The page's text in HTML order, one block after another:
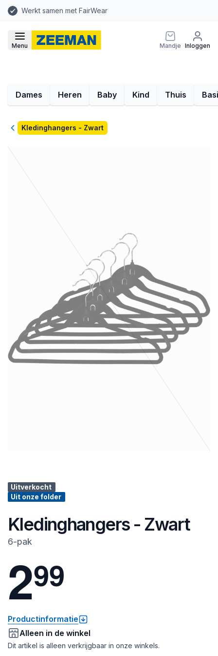
Werkt samen met FairWear
Menu Mandje Inloggen
Dames Heren Baby Kind Thuis
TerugKledinghangers - Zwart
Uitverkocht
Uit onze folder
Kledinghangers - Zwart
6-pak
299
Productinformatie
Alleen in de winkel
Dit artikel is alleen verkrijgbaar in onze winkels.